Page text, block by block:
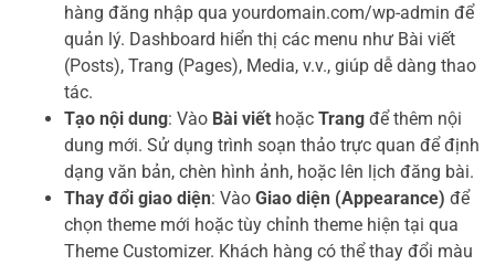
hàng đăng nhập qua yourdomain.com/wp-admin để
quản lý. Dashboard hiển thị các menu như Bài viết
(Posts), Trang (Pages), Media, v.v., giúp dễ dàng thao
tác.
Tạo nội dung: Vào Bài viết hoặc Trang để thêm nội
dung mới. Sử dụng trình soạn thảo trực quan để định
dạng văn bản, chèn hình ảnh, hoặc lên lịch đăng bài.
Thay đổi giao diện: Vào Giao diện (Appearance) để
chọn theme mới hoặc tùy chỉnh theme hiện tại qua
Theme Customizer. Khách hàng có thể thay đổi màu